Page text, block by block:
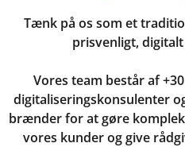
Tænk på os som et
prisvenligt,
Vores team består af
digitaliseringskonsulenter
brænder for at gøre
vores kunder og give